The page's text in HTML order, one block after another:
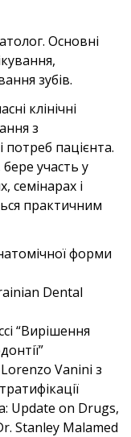
Основні
зубів.
клінічні
з
потреб пацієнта.
участь у
семінарах і
практичним
форми
Dental
“Вирішення
Vanini з
Update on Drugs,
Stanley Malamed